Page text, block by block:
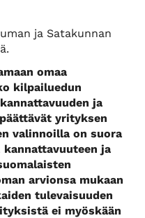
ja Satakunnan
omaa
kilpailuedun
ja
yrityksen
valinnoilla on suora
ja
arvionsa mukaan
tulevaisuuden
ei myöskään